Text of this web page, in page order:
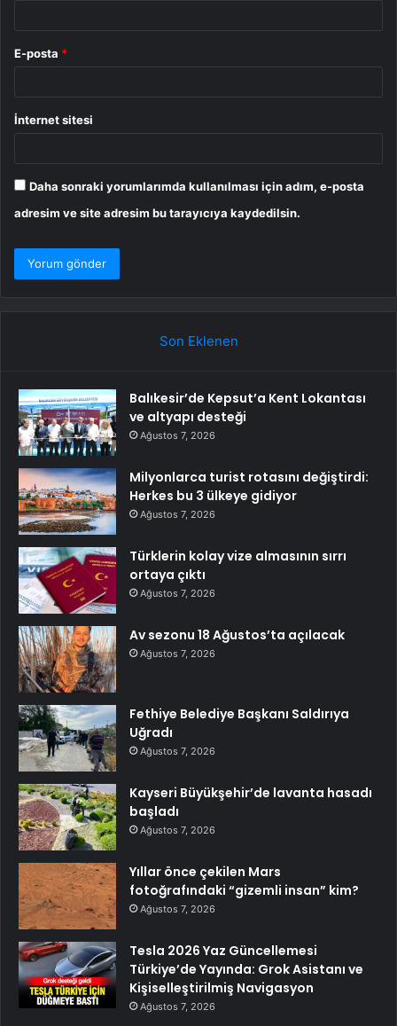
E-posta *
İnternet sitesi
Daha sonraki yorumlarımda kullanılması için adım, e-posta
adresim ve site adresim bu tarayıcıya kaydedilsin.
Son Eklenen
Balıkesir’de Kepsut’a Kent Lokantası
ve altyapı desteği
Ağustos 7, 2026
Milyonlarca turist rotasını değiştirdi:
Herkes bu 3 ülkeye gidiyor
Ağustos 7, 2026
Türklerin kolay vize almasının sırrı
ortaya çıktı
Ağustos 7, 2026
Av sezonu 18 Ağustos’ta açılacak
Ağustos 7, 2026
Fethiye Belediye Başkanı Saldırıya
Uğradı
Ağustos 7, 2026
Kayseri Büyükşehir’de lavanta hasadı
başladı
Ağustos 7, 2026
Yıllar önce çekilen Mars
fotoğrafındaki “gizemli insan” kim?
Ağustos 7, 2026
Tesla 2026 Yaz Güncellemesi
Türkiye’de Yayında: Grok Asistanı ve
Kişiselleştirilmiş Navigasyon
Ağustos 7, 2026